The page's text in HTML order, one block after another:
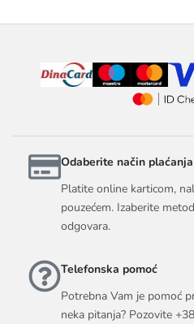
Odaberite način plaćanja
Platite online karticom,
pouzećem. Izaberite
odgovara.
Telefonska pomoć
Potrebna Vam je pomoć
neka pitanja? Pozovite